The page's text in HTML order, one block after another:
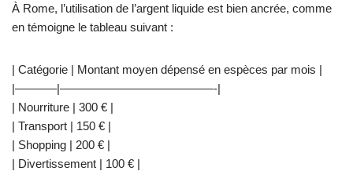
À Rome, l’utilisation de l’argent liquide est bien ancrée, comme
en témoigne le tableau suivant :
| Catégorie | Montant moyen dépensé en espèces par mois |
|———–|—————————————-|
| Nourriture | 300 € |
| Transport | 150 € |
| Shopping | 200 € |
| Divertissement | 100 € |